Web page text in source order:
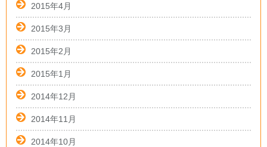
2015年4月
2015年3月
2015年2月
2015年1月
2014年12月
2014年11月
2014年10月